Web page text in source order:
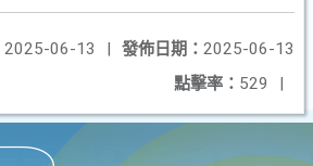
發佈日期： 2025-06-13
2025-06-13
|
點擊率： 529 |